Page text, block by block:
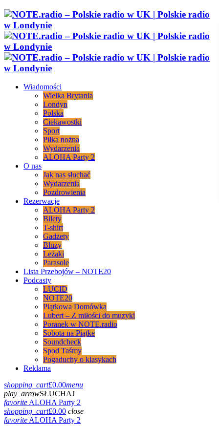
Wiadomości
Wielka Brytania
Londyn
Polska
Ciekawostki
Sport
Piłka nożna
Wydarzenia
ALOHA Party 2
O nas
Jak nas słuchać
Wydarzenia
Pozdrowienia
Rezerwacje
ALOHA Party 2
Bilety
T-shirt
Gadżety
Bluzy
Leżaki
Parasole
Lista Przebojów – NOTE20
Podcasty
LUCID
NOTE20
Piątkowa Domówka
Lubert – Z miłości do muzyki
Poranek w NOTE.radio
Sobota na Piątke
Soundcheck
Spod Taśmy
Pogaduchy o klasykach
Reklama
shopping_cart£0.00menu
play_arrowSŁUCHAJ
favoriteALOHA Party 2
shopping_cart£0.00 close
favoriteALOHA Party 2